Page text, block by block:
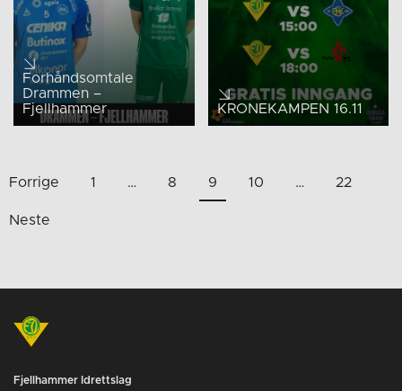
Forhåndsomtale
Drammen –
Fjellhammer
KRONEKAMPEN 16.11
Sidepaginering
Forrige 1 … 8 9 10 … 22
Neste
Fjellhammer Idrettslag